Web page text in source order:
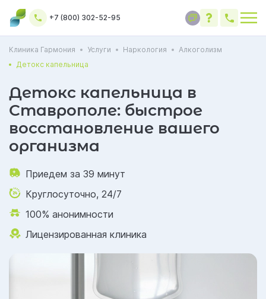
+7 (800) 302-52-95
Клиника Гармония Услуги Наркология
Алкоголизм
Детокс капельница
Детокс капельница в
Ставрополе: быстрое
восстановление вашего
организма
Приедем за 39 минут
Круглосуточно, 24/7
100% анонимности
Лицензированная клиника